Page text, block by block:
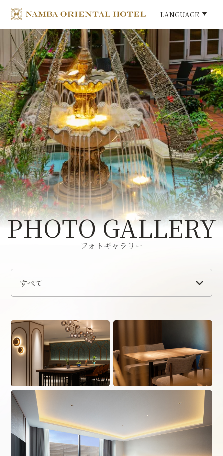
LANGUAGE
フォトギャラリー
カ
ゴ
を
選
択
て
く
だ
さ
い
LANGUAGE
HOME
ご宿泊
ご宿泊プラン
ご朝食
館内施設
The Namba Central Eatery
アクセス
フォトギャラリー
よくあるご質問
お問い合わせ
会社概要 採用情報
法令に基づく表示・ポリシー ウェブアクセシビリティ方針
宿泊税について 宿泊約款